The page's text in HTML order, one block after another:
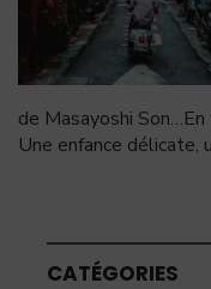
de Masayoshi
Une enfance délicate,
CATÉGORIES